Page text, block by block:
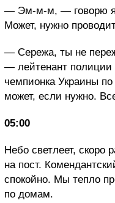
— Эм-м-м, — говорю я.
Может, нужно
— Сережа, ты не
— лейтенант
чемпионка Украины
может, если нужно.
05:00
Небо светлеет, скоро
на пост.
спокойно. Мы тепло
по домам.